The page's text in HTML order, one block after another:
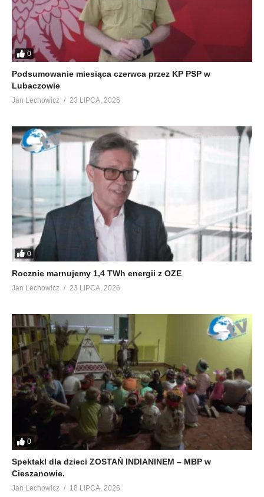
0
Podsumowanie miesiąca czerwca przez KP PSP w
Lubaczowie
Jan Lechowicz 23 LIPCA, 2026
0
Rocznie marnujemy 1,4 TWh energii z OZE
Jan Lechowicz 23 LIPCA, 2026
0
Spektakl dla dzieci ZOSTAŃ INDIANINEM – MBP w
Cieszanowie.
Jan Lechowicz 18 LIPCA, 2026